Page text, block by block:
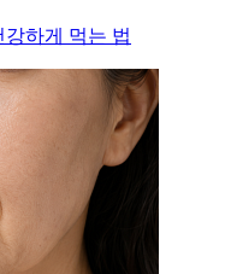
강하게 먹는 법